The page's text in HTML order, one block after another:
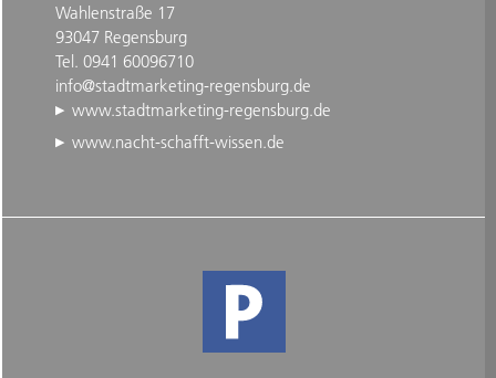
Wahlenstraße 17
93047 Regensburg
Tel. 0941 60096710
info@stadtmarketing-regensburg.de
www.stadtmarketing-regensburg.de
www.nacht-schafft-wissen.de